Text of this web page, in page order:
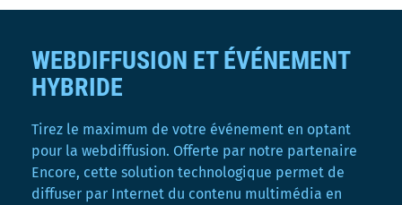
WEBDIFFUSION ET ÉVÉNEMENT
HYBRIDE
Tirez le maximum de votre événement en optant
pour la webdiffusion. Offerte par notre partenaire
Encore, cette solution technologique permet de
diffuser par Internet du contenu multimédia en